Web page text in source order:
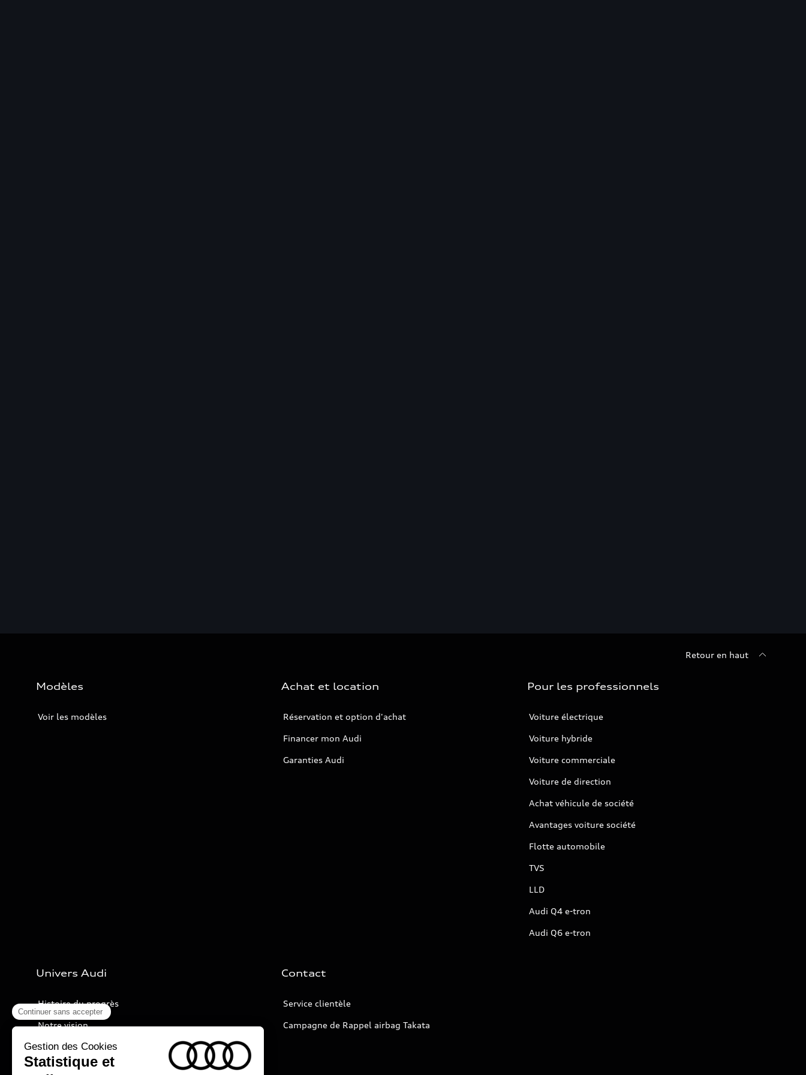
Retour en haut
Modèles
Voir les modèles
Achat et location
Réservation et option d'achat
Financer mon Audi
Garanties Audi
Pour les professionnels
Voiture électrique
Voiture hybride
Voiture commerciale
Voiture de direction
Achat véhicule de société
Avantages voiture société
Flotte automobile
TVS
LLD
Audi Q4 e-tron
Audi Q6 e-tron
Univers Audi
Histoire du progrès
Notre vision
Audi Sport
Nos technologies
Contact
Service clientèle
Campagne de Rappel airbag Takata